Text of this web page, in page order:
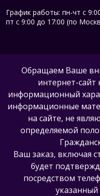
График работы: пн-чт с
пт с 9:00 до 17:00 (по
Обращаем Ваше
интернет-сайт
информационный
информационные
на сайте, не
определяемой
Ваш заказ, включая
будет
посредством